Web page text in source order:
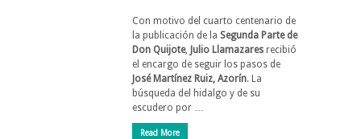
Con motivo del cuarto centenario de
la publicación de la Segunda Parte de
Don Quijote, Julio Llamazares recibió
el encargo de seguir los pasos de
José Martínez Ruiz, Azorín. La
búsqueda del hidalgo y de su
escudero por …
Read More